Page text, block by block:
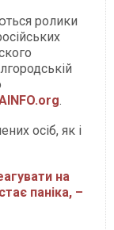
ролики
.
осіб, як і
на
паніка, –